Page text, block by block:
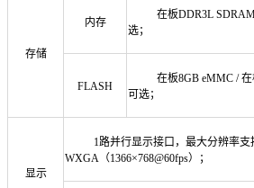
存储
内存
在板DDR3L
选；
FLASH
在板8GB eMMC /
可选；
显示
1路并行显示接口，最大分辨率支
WXGA（1366×768@60fps）；